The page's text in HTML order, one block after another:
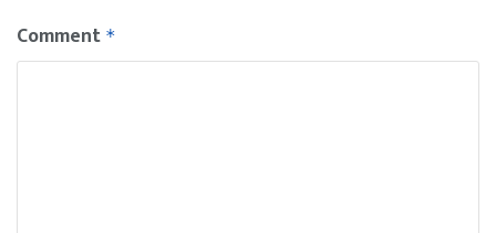
Comment *